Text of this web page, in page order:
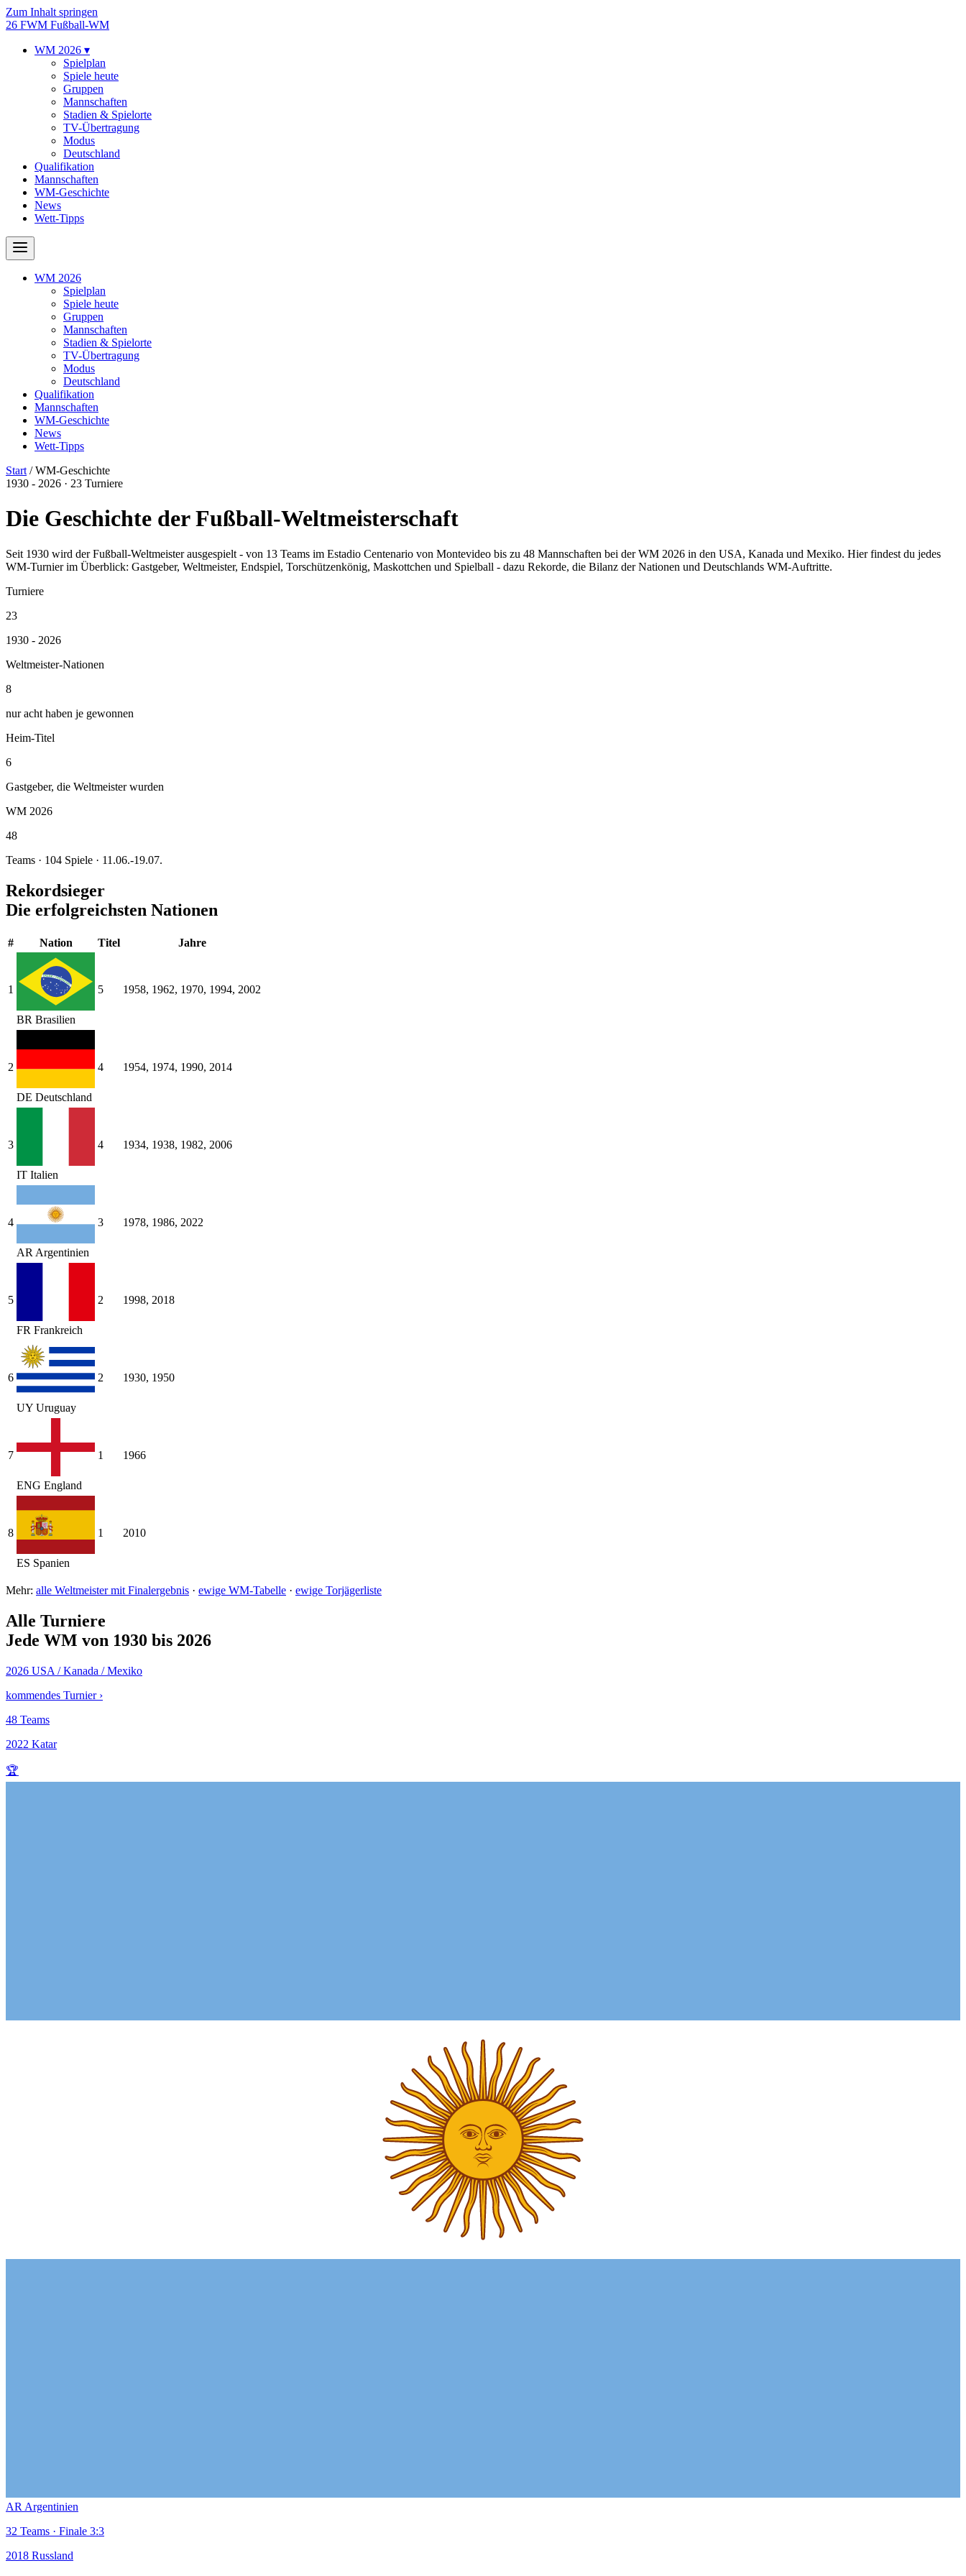
Zum Inhalt springen
26 FWM Fußball-WM
WM 2026 ▾
Spielplan
Spiele heute
Gruppen
Mannschaften
Stadien & Spielorte
TV-Übertragung
Modus
Deutschland
Qualifikation
Mannschaften
WM-Geschichte
News
Wett-Tipps
WM 2026
Spielplan
Spiele heute
Gruppen
Mannschaften
Stadien & Spielorte
TV-Übertragung
Modus
Deutschland
Qualifikation
Mannschaften
WM-Geschichte
News
Wett-Tipps
Start /WM-Geschichte
1930 - 2026 · 23 Turniere
Die Geschichte der Fußball-Weltmeisterschaft
Seit 1930 wird der Fußball-Weltmeister ausgespielt - von 13 Teams im Estadio Centenario von Montevideo bis zu 48 Mannschaften bei der WM 2026 in den USA, Kanada und Mexiko. Hier findest du jedes
WM-Turnier im Überblick: Gastgeber, Weltmeister, Endspiel, Torschützenkönig, Maskottchen und Spielball - dazu Rekorde, die Bilanz der Nationen und Deutschlands WM-Auftritte.
Turniere
23
1930 - 2026
Weltmeister-Nationen
8
nur acht haben je gewonnen
Heim-Titel
6
Gastgeber, die Weltmeister wurden
WM 2026
48
Teams · 104 Spiele · 11.06.-19.07.
Rekordsieger
Die erfolgreichsten Nationen
# Nation Titel Jahre
1
BR Brasilien
5 1958, 1962, 1970, 1994, 2002
2
DE Deutschland
4 1954, 1974, 1990, 2014
3
IT Italien
4 1934, 1938, 1982, 2006
4
ARArgentinien
3 1978, 1986, 2022
5
FR Frankreich
2 1998, 2018
6
UY Uruguay
2 1930, 1950
7
ENG England
1 1966
8
ES Spanien
1 2010
Mehr: alle Weltmeister mit Finalergebnis · ewige WM-Tabelle · ewige Torjägerliste
Alle Turniere
Jede WM von 1930 bis 2026
2026 USA / Kanada / Mexiko
kommendes Turnier ›
48 Teams
2022 Katar
🏆
AR Argentinien
32 Teams · Finale 3:3
2018 Russland